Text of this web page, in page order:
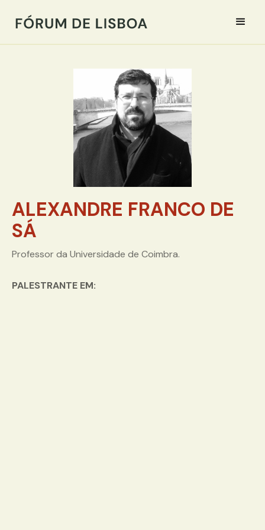
ALEXANDRE FRANCO DE
SÁ
Professor da Universidade de Coimbra.
PALESTRANTE EM: